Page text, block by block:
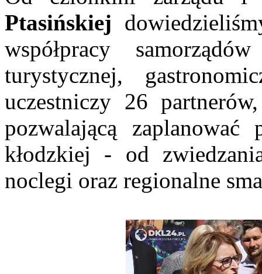
Ptasińskiej
współpracy
turystycznej,
uczestniczy 26
pozwalającą
kłodzkiej - od
noclegi oraz regionalne